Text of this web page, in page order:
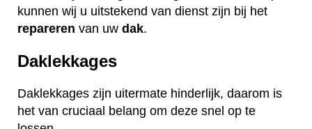
kunnen wij u uitstekend van dienst zijn bij het
repareren van uw dak.
Daklekkages
Daklekkages zijn uitermate hinderlijk, daarom is
het van cruciaal belang om deze snel op te